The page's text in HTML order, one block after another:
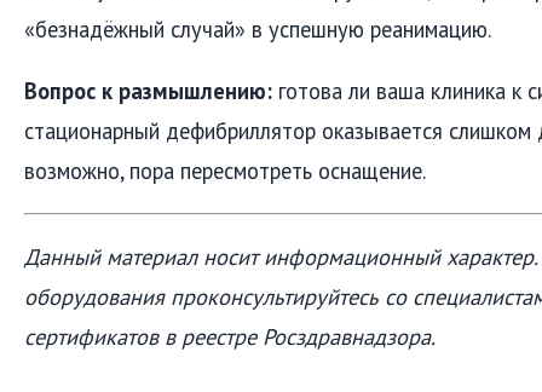
«безнадёжный случай» в успешную реанимацию.
Вопрос к размышлению: готова ли ваша клиника к
стационарный дефибриллятор оказывается слишком
возможно, пора пересмотреть оснащение.
Данный материал носит информационный
оборудования проконсультируйтесь со
сертификатов в реестре Росздравнадзора.